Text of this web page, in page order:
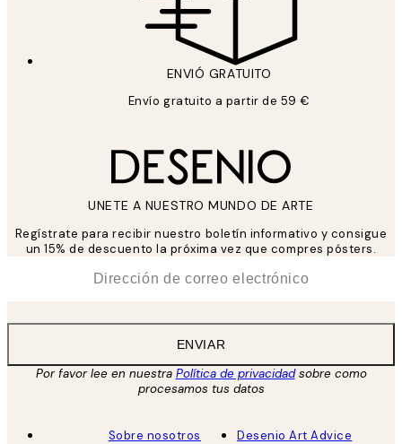
ENVIÓ GRATUITO
Envío gratuito a partir de 59 €
UNETE A NUESTRO MUNDO DE ARTE
Regístrate para recibir nuestro boletín informativo y consigue
un 15% de descuento la próxima vez que compres pósters.
ENVIAR
Por favor lee en nuestra Política de privacidadsobre como
procesamos tus datos
Sobre nosotros
Desenio Art Advice